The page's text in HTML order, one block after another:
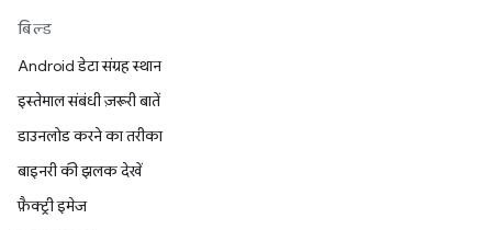
बिल्ड
Android डेटा संग्रह स्थान
इस्तेमाल संबंधी ज़रूरी बातें
डाउनलोड करने का तरीका
बाइनरी की झलक देखें
फ़ैक्ट्री इमेज